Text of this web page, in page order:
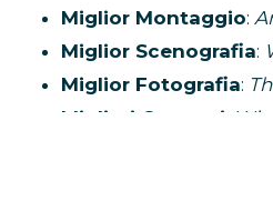
Miglior Montaggio:
Miglior Scenografia:
Miglior Fotografia:
Migliori Costumi